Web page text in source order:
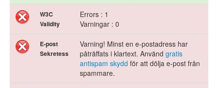
W3C
Validity
Errors : 1
Varningar : 0
E-post
Sekretess
Varning! Minst en e-postadress har
påträffats i klartext. Använd gratis
antispam skydd för att dölja e-post från
spammare.